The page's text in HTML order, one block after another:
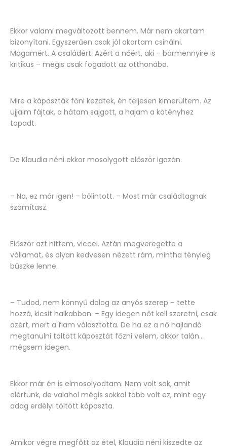
Ekkor valami megváltozott bennem. Már nem akartam
bizonyítani. Egyszerűen csak jól akartam csinálni.
Magamért. A családért. Azért a nőért, aki – bármennyire is
kritikus – mégis csak fogadott az otthonába.
Mire a káposzták főni kezdtek, én teljesen kimerültem. Az
ujjaim fájtak, a hátam sajgott, a hajam a kötényhez
tapadt.
De Klaudia néni ekkor mosolygott először igazán.
– Na, ez már igen! – bólintott. – Most már családtagnak
számítasz.
Először azt hittem, viccel. Aztán megveregette a
vállamat, és olyan kedvesen nézett rám, mintha tényleg
büszke lenne.
– Tudod, nem könnyű dolog az anyós szerep – tette
hozzá, kicsit halkabban. – Egy idegen nőt kell szeretni, csak
azért, mert a fiam választotta. De ha ez a nő hajlandó
megtanulni töltött káposztát főzni velem, akkor talán...
mégsem idegen.
Ekkor már én is elmosolyodtam. Nem volt sok, amit
elértünk, de valahol mégis sokkal több volt ez, mint egy
adag erdélyi töltött káposzta.
Amikor végre megfőtt az étel, Klaudia néni kiszedte az